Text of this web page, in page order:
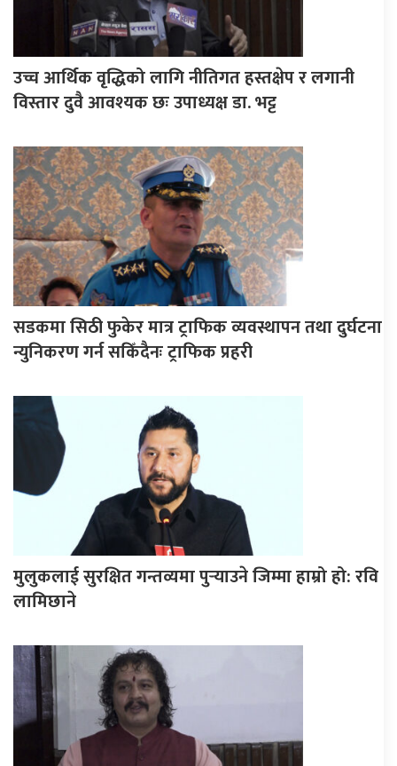
उच्च आर्थिक वृद्धिको लागि नीतिगत हस्तक्षेप र लगानी
विस्तार दुवै आवश्यक छः उपाध्यक्ष डा. भट्ट
सडकमा सिठी फुकेर मात्र ट्राफिक व्यवस्थापन तथा दुर्घटना
न्युनिकरण गर्न सकिँदैनः ट्राफिक प्रहरी
मुलुकलाई सुरक्षित गन्तव्यमा पुर्‍याउने जिम्मा हाम्रो हो: रवि
लामिछाने